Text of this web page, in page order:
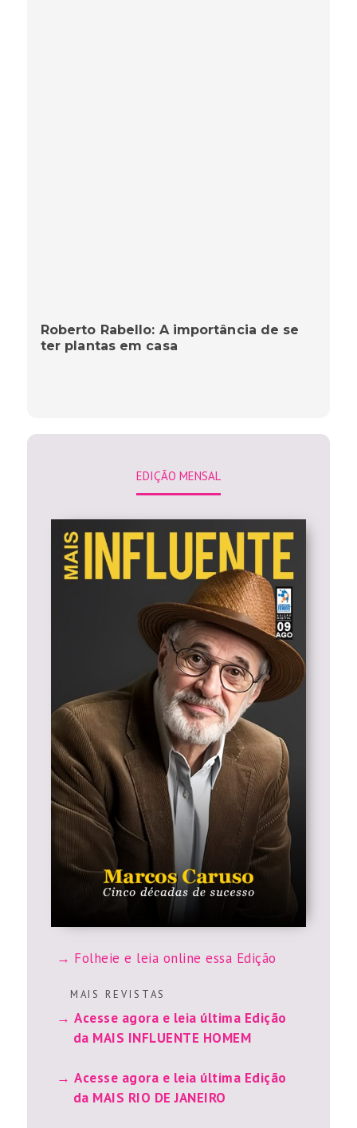
Roberto Rabello: A importância de se
ter plantas em casa
EDIÇÃO MENSAL
Folheie e leia online essa Edição
M A I S R E V I S T A S
Acesse agora e leia última Edição
da MAIS INFLUENTE HOMEM
Acesse agora e leia última Edição
da MAIS RIO DE JANEIRO